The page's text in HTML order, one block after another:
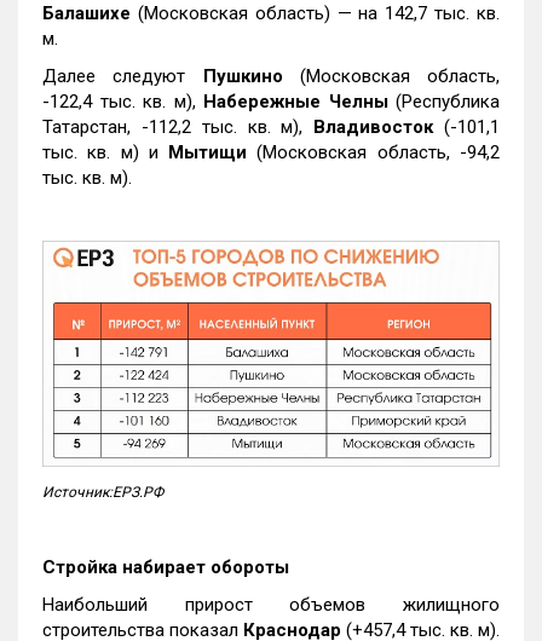
Балашихе (Московская область) — на 142,7 тыс. кв.
м.
Далее следуют Пушкино (Московская область,
-122,4 тыс. кв. м), Набережные Челны(Республика
Татарстан, -112,2 тыс. кв. м), Владивосток(-101,1
тыс. кв. м) и Мытищи (Московская область, -94,2
тыс. кв. м).
Источник:ЕРЗ.РФ
Стройка набирает обороты
Наибольший прирост объемов жилищного
строительства показал Краснодар (+457,4 тыс. кв. м).